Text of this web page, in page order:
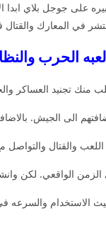
على جوجل بلاي
في المعارك
الحرب
منك تجنيد العساكر
الى الجيش.
الواقعي. لكن